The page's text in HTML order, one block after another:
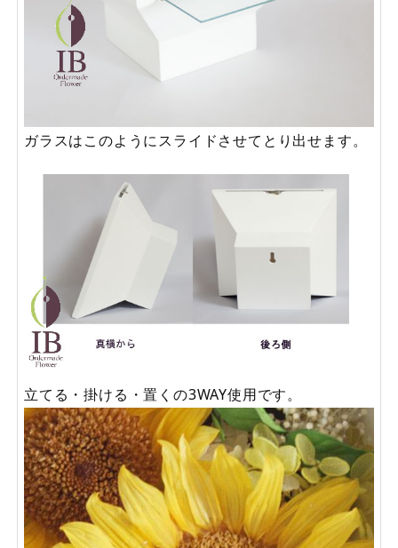
ガラスはこのようにスライドさせてとり出せます。
立てる・掛ける・置くの3WAY使用です。